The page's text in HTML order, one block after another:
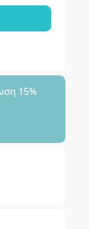
15%